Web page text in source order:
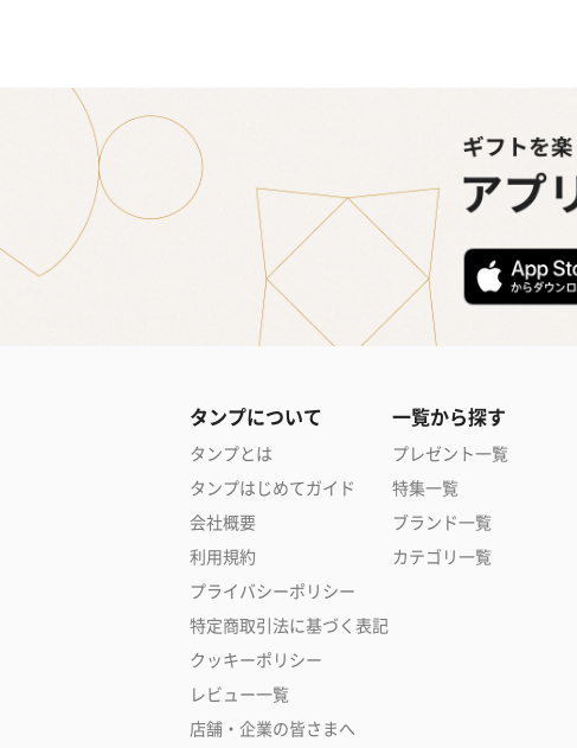
タンプについて
タンプとは
タンプはじめてガイド
会社概要
利用規約
プライバシーポリシー
特定商取引法に基づく表記
クッキーポリシー
レビュー一覧
店舗・企業の皆さまへ
一覧から探す
プレゼント一覧
特集一覧
ブランド一覧
カテゴリ一覧